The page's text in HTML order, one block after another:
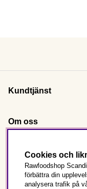
Kundtjänst
Om oss
Följ oss
Det här är
Cookies och
Rawfoodshop
förbättra din
analysera trafik på